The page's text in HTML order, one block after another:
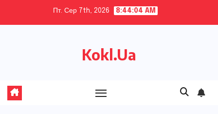
Пт. Сер 7th, 2026 8:44:05 AM
Kokl.Ua